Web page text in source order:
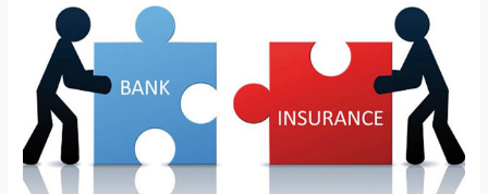
Trading
Chat
Financial
Services